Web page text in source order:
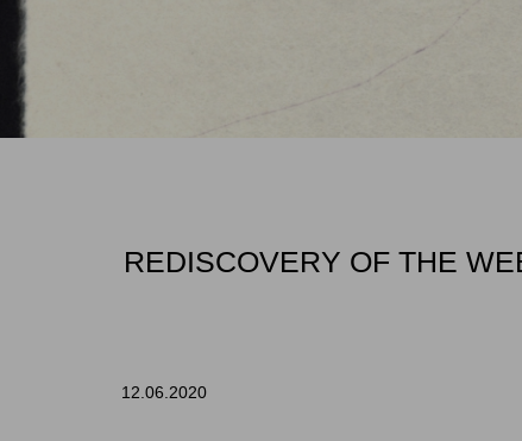
REDISCOVERY OF THE
12.06.2020